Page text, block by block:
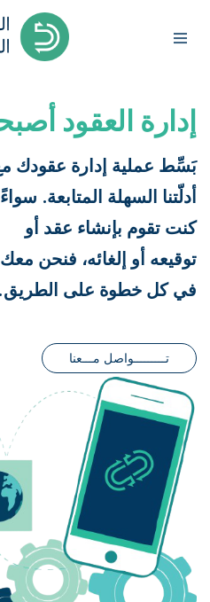
إدارة العقود
بَسِّط عملية إدارة عقودك
أدلّتنا السهلة المتابعة. سواءً
كنت تقوم بإنشاء عقد أو
توقيعه أو إلغائه، فنحن معك
في كل خطوة على الطريق.
تـــــــــواصل مـــعنا